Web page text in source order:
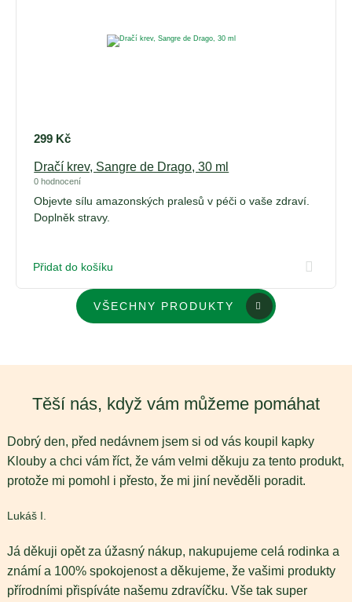
299 Kč
Dračí krev, Sangre de Drago, 30 ml
0 hodnocení
Objevte sílu amazonských pralesů v péči o vaše zdraví.
Doplněk stravy.
Přidat do košíku
VŠECHNY PRODUKTY
Těší nás, když vám můžeme pomáhat
Dobrý den, před nedávnem jsem si od vás koupil kapky
Klouby a chci vám říct, že vám velmi děkuju za tento produkt,
protože mi pomohl i přesto, že mi jiní nevěděli poradit.
Lukáš I.
Já děkuji opět za úžasný nákup, nakupujeme celá rodinka a
známí a 100% spokojenost a děkujeme, že vašimi produkty
přírodními přispíváte našemu zdravíčku. Vše tak super